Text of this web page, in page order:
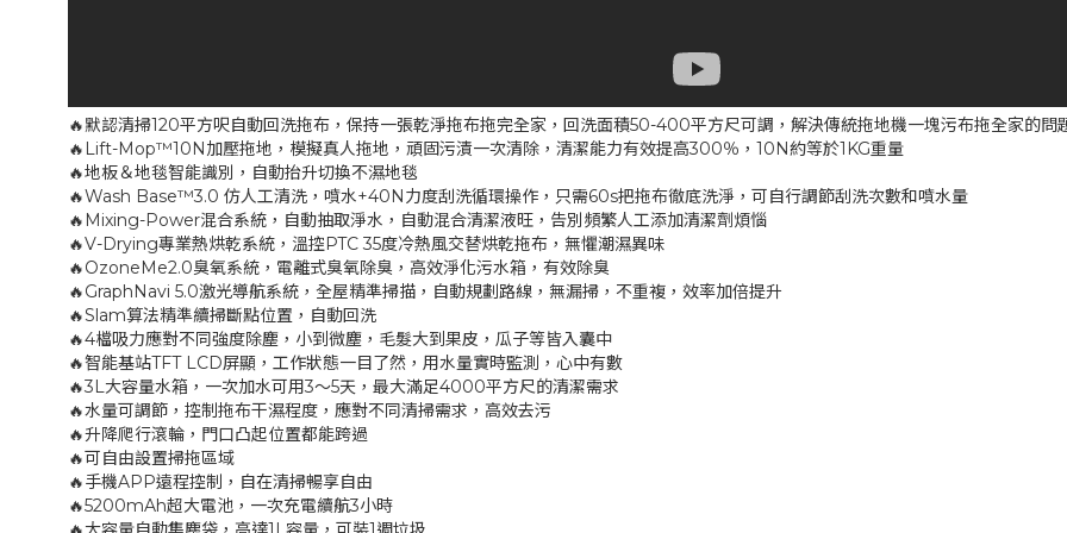
🔥默認清掃120平方呎自動回洗拖布，保持一張乾淨拖布拖完全家，回洗面積50-400平方尺可調，解決傳統拖地機一塊污布拖全家的問
🔥Lift-Mop™10N加壓拖地，模擬真人拖地，頑固污漬一次清除，清潔能力有效提高300％，10N約等於1KG重量
🔥地板＆地毯智能識別，自動抬升切換不濕地毯
🔥Wash Base™3.0 仿人工清洗，噴水+40N力度刮洗循環操作，只需60s把拖布徹底洗淨，可自行調節刮洗次數和噴水量
🔥Mixing-Power混合系統，自動抽取淨水，自動混合清潔液旺，告別頻繁人工添加清潔劑煩惱
🔥V-Drying專業熱烘乾系統，溫控PTC 35度冷熱風交替烘乾拖布，無懼潮濕異味
🔥OzoneMe2.0臭氧系統，電離式臭氧除臭，高效淨化污水箱，有效除臭
🔥GraphNavi 5.0激光導航系統，全屋精準掃描，自動規劃路線，無漏掃，不重複，效率加倍提升
🔥Slam算法精準續掃斷點位置，自動回洗
🔥4檔吸力應對不同強度除塵，小到微塵，毛髮大到果皮，瓜子等皆入囊中
🔥智能基站TFT LCD屏顯，工作狀態一目了然，用水量實時監測，心中有數
🔥3L大容量水箱，一次加水可用3〜5天，最大滿足4000平方尺的清潔需求
🔥水量可調節，控制拖布干濕程度，應對不同清掃需求，高效去污
🔥升降爬行滾輪，門口凸起位置都能跨過
🔥可自由設置掃拖區域
🔥手機APP遠程控制，自在清掃暢享自由
🔥5200mAh超大電池，一次充電續航3小時